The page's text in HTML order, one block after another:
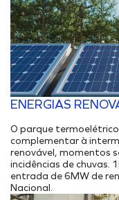
ENERGIAS
O parque
complementar à
renovável, momentos
incidências de chuvas.
entrada de 6MW de
Nacional.